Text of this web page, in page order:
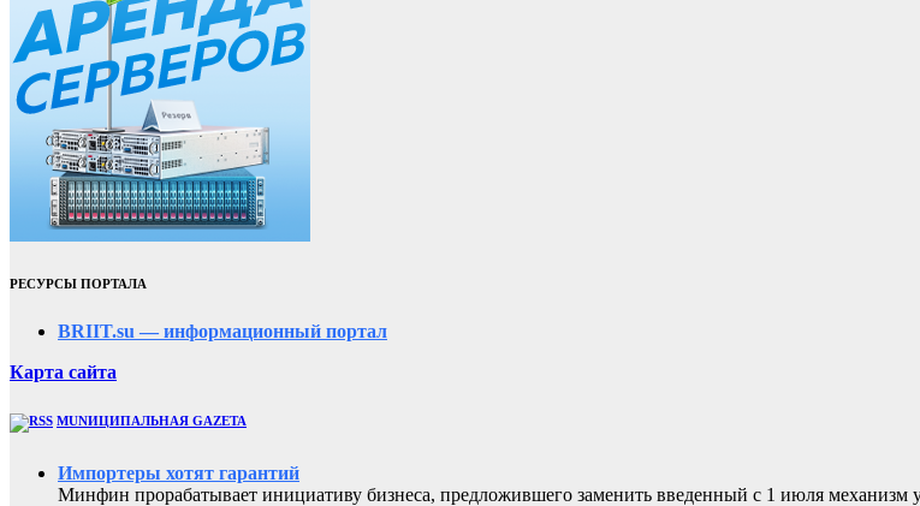
РЕСУРСЫ ПОРТАЛА
BRIIT.su — информационный портал
Карта сайта
MUNИЦИПАЛЬНАЯ GAZЕТА
Импортеры хотят гарантий
Минфин прорабатывает инициативу бизнеса, предложившего заменить введенный с 1 июля